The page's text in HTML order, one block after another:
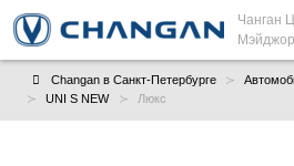
Чанган
Changan в Санкт-Петербурге
UNI S NEW
Люкс